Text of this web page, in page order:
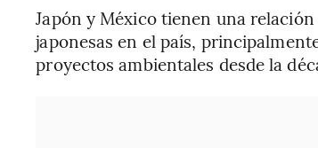
Japón y México tienen una
japonesas en el país,
proyectos ambientales desde la